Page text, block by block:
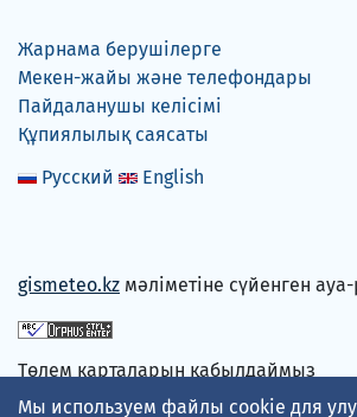
Жарнама берушілерге
Мекен-жайы және телефондары
Пайдаланушы келісімі
Құпиялылық саясаты
Русский
English
gismeteo.kz мәліметіне сүйенген
Төлем карталарын қабылдаймыз
Мы используем файлы cookie для